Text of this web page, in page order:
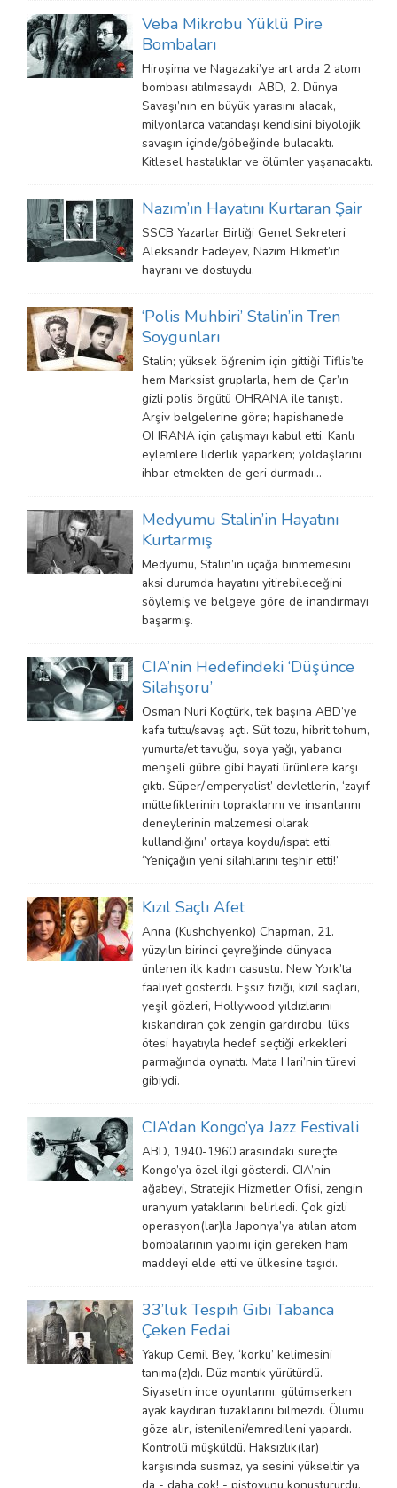
Veba Mikrobu Yüklü Pire
Bombaları
Hiroşima ve Nagazaki’ye art arda 2 atom
bombası atılmasaydı, ABD, 2. Dünya
Savaşı’nın en büyük yarasını alacak,
milyonlarca vatandaşı kendisini biyolojik
savaşın içinde/göbeğinde bulacaktı.
Kitlesel hastalıklar ve ölümler yaşanacaktı.
Nazım’ın Hayatını Kurtaran Şair
SSCB Yazarlar Birliği Genel Sekreteri
Aleksandr Fadeyev, Nazım Hikmet’in
hayranı ve dostuydu.
‘Polis Muhbiri’ Stalin’in Tren
Soygunları
Stalin; yüksek öğrenim için gittiği Tiflis’te
hem Marksist gruplarla, hem de Çar’ın
gizli polis örgütü OHRANA ile tanıştı.
Arşiv belgelerine göre; hapishanede
OHRANA için çalışmayı kabul etti. Kanlı
eylemlere liderlik yaparken; yoldaşlarını
ihbar etmekten de geri durmadı…
Medyumu Stalin’in Hayatını
Kurtarmış
Medyumu, Stalin’in uçağa binmemesini
aksi durumda hayatını yitirebileceğini
söylemiş ve belgeye göre de inandırmayı
başarmış.
CIA’nin Hedefindeki ‘Düşünce
Silahşoru’
Osman Nuri Koçtürk, tek başına ABD’ye
kafa tuttu/savaş açtı. Süt tozu, hibrit tohum,
yumurta/et tavuğu, soya yağı, yabancı
menşeli gübre gibi hayati ürünlere karşı
çıktı. Süper/’emperyalist’ devletlerin, ‘zayıf
müttefiklerinin topraklarını ve insanlarını
deneylerinin malzemesi olarak
kullandığını’ ortaya koydu/ispat etti.
‘Yeniçağın yeni silahlarını teşhir etti!’
Kızıl Saçlı Afet
Anna (Kushchyenko) Chapman, 21.
yüzyılın birinci çeyreğinde dünyaca
ünlenen ilk kadın casustu. New York’ta
faaliyet gösterdi. Eşsiz fiziği, kızıl saçları,
yeşil gözleri, Hollywood yıldızlarını
kıskandıran çok zengin gardırobu, lüks
ötesi hayatıyla hedef seçtiği erkekleri
parmağında oynattı. Mata Hari’nin türevi
gibiydi.
CIA’dan Kongo’ya Jazz Festivali
ABD, 1940-1960 arasındaki süreçte
Kongo’ya özel ilgi gösterdi. CIA’nin
ağabeyi, Stratejik Hizmetler Ofisi, zengin
uranyum yataklarını belirledi. Çok gizli
operasyon(lar)la Japonya’ya atılan atom
bombalarının yapımı için gereken ham
maddeyi elde etti ve ülkesine taşıdı.
33’lük Tespih Gibi Tabanca
Çeken Fedai
Yakup Cemil Bey, ‘korku’ kelimesini
tanıma(z)dı. Düz mantık yürütürdü.
Siyasetin ince oyunlarını, gülümserken
ayak kaydıran tuzaklarını bilmezdi. Ölümü
göze alır, istenileni/emredileni yapardı.
Kontrolü müşküldü. Haksızlık(lar)
karşısında susmaz, ya sesini yükseltir ya
da - daha çok! - piştovunu konuştururdu.